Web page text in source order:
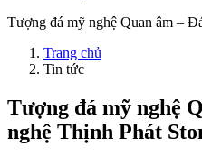
Tượng đá mỹ nghệ Quan âm –
Trang chủ
Tin tức
Tượng đá mỹ nghệ
nghệ Thịnh Phát